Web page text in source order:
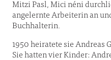
Mitzi Pasl, Mici néni
angelernte Arbeiterin an
Buchhalterin.
1950 heiratete sie Andreas
Sie hatten vier Kinder: